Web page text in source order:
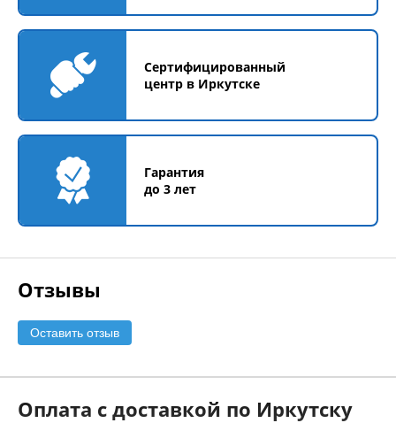
Сертифицированный
центр в Иркутске
Гарантия
до 3 лет
Отзывы
Оставить отзыв
Оплата с доставкой по Иркутску